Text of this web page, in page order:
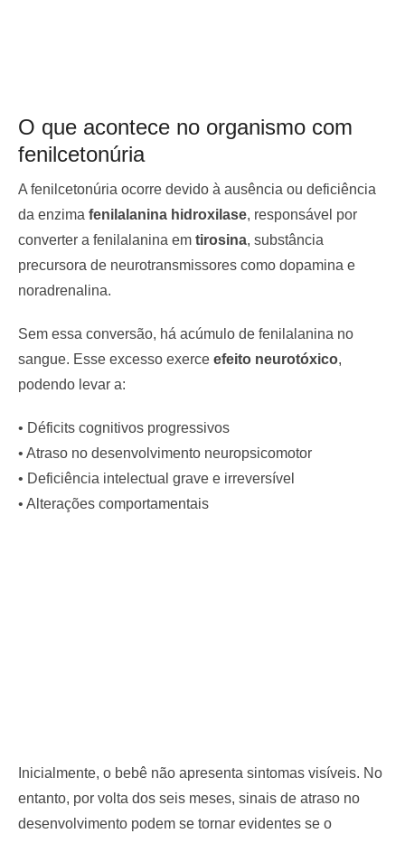
O que acontece no organismo com
fenilcetonúria
A fenilcetonúria ocorre devido à ausência ou deficiência
da enzima fenilalanina hidroxilase, responsável por
converter a fenilalanina em tirosina, substância
precursora de neurotransmissores como dopamina e
noradrenalina.
Sem essa conversão, há acúmulo de fenilalanina no
sangue. Esse excesso exerce efeito neurotóxico,
podendo levar a:
• Déficits cognitivos progressivos
• Atraso no desenvolvimento neuropsicomotor
• Deficiência intelectual grave e irreversível
• Alterações comportamentais
Inicialmente, o bebê não apresenta sintomas visíveis. No
entanto, por volta dos seis meses, sinais de atraso no
desenvolvimento podem se tornar evidentes se o